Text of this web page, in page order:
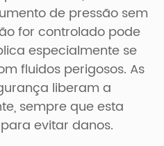
de pressão sem
for controlado pode
especialmente se
fluidos perigosos. As
liberam a
sempre que esta
evitar danos.